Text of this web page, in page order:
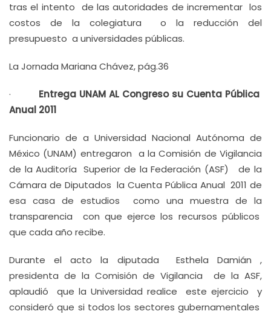
tras el intento de las autoridades de incrementar los
costos de la colegiatura o la reducción del
presupuesto a universidades públicas.
La Jornada Mariana Chávez, pág.36
· Entrega UNAM AL Congreso su Cuenta Pública
Anual 2011
Funcionario de a Universidad Nacional Autónoma de
México (UNAM) entregaron a la Comisión de Vigilancia
de la Auditoría Superior de la Federación (ASF) de la
Cámara de Diputados la Cuenta Pública Anual 2011 de
esa casa de estudios como una muestra de la
transparencia con que ejerce los recursos públicos
que cada año recibe.
Durante el acto la diputada Esthela Damián ,
presidenta de la Comisión de Vigilancia de la ASF,
aplaudió que la Universidad realice este ejercicio y
consideró que si todos los sectores gubernamentales